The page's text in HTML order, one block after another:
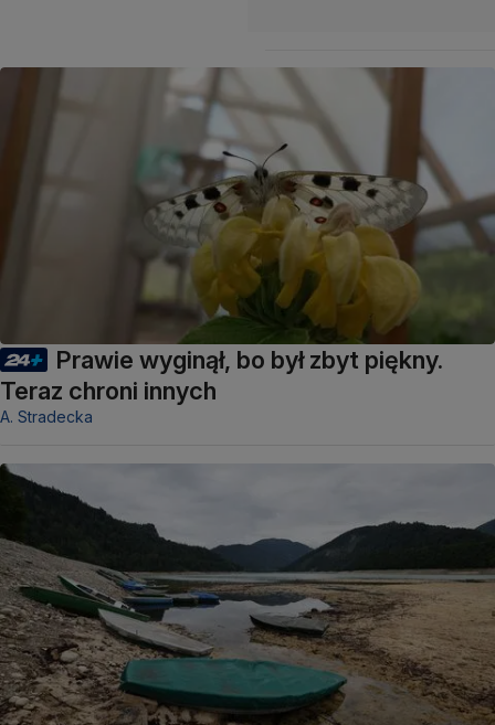
Prawie wyginął, bo był zbyt piękny.
Teraz chroni innych
A. Stradecka